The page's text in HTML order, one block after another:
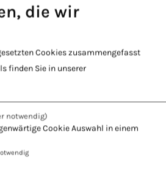
die wir
Cookies zusammengefasst
finden Sie in unserer
notwendig)
Cookie Auswahl in einem